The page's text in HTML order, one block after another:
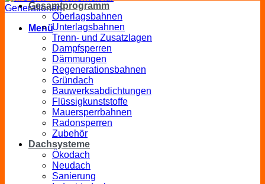
Menü
Gesamtprogramm
Oberlagsbahnen
Unterlagsbahnen
Trenn- und Zusatzlagen
Dampfsperren
Dämmungen
Regenerationsbahnen
Gründach
Bauwerksabdichtungen
Flüssigkunststoffe
Mauersperrbahnen
Radonsperren
Zubehör
Dachsysteme
Ökodach
Neudach
Sanierung